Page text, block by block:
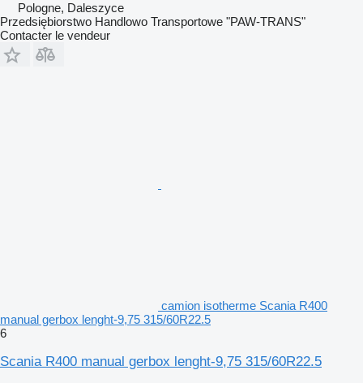
Pologne, Daleszyce
Przedsiębiorstwo Handlowo Transportowe "PAW-TRANS"
Contacter le vendeur
camion isotherme Scania R400
manual gerbox lenght-9,75 315/60R22.5
6
Scania R400 manual gerbox lenght-9,75 315/60R22.5